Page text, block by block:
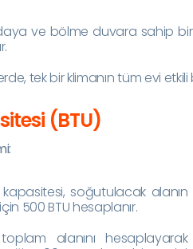
ve bölme duvara sahip
tek bir klimanın tüm evi
(BTU)
kapasitesi, soğutulacak
500 BTU hesaplanır.
toplam alanını